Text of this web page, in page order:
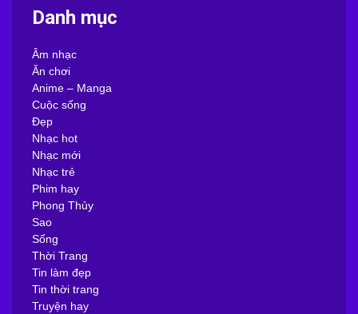
Danh mục
Âm nhạc
Ăn chơi
Anime – Manga
Cuộc sống
Đẹp
Nhạc hot
Nhạc mới
Nhạc trẻ
Phim hay
Phong Thủy
Sao
Sống
Thời Trang
Tin làm đẹp
Tin thời trang
Truyện hay